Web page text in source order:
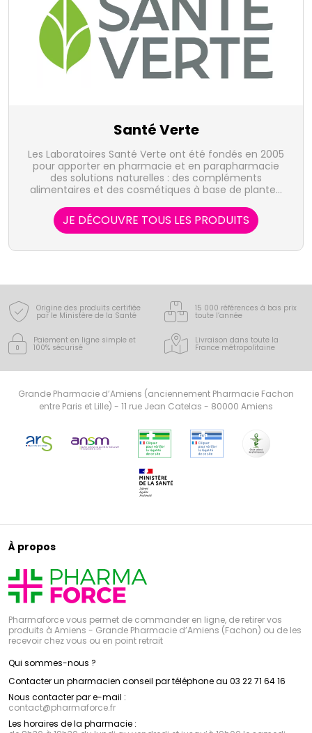
Santé Verte
Les Laboratoires Santé Verte ont été fondés en 2005
pour apporter en pharmacie et en parapharmacie
des solutions naturelles : des compléments
alimentaires et des cosmétiques à base de plantes,
JE DÉCOUVRE TOUS LES PRODUITS
Origine des produits certifiée
par le Ministère de la Santé
15 000 références à bas prix
toute l’année
Paiement en ligne simple et
100% sécurisé
Livraison dans toute la
France métropolitaine
Grande Pharmacie d’Amiens (anciennement Pharmacie Fachon
entre Paris et Lille) - 11 rue Jean Catelas - 80000 Amiens
À propos
Pharmaforce vous permet de commander en ligne, de retirer vos
produits à Amiens - Grande Pharmacie d’Amiens (Fachon) ou de les
recevoir chez vous ou en point retrait
Qui sommes-nous ?
Contacter un pharmacien conseil par téléphone au 03 22 71 64 16
Nous contacter par e-mail :
contact@pharmaforce.fr
Les horaires de la pharmacie :